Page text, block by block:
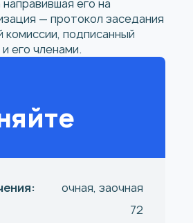
его на
— протокол заседания
подписанный
его членами.
очная, заочная
72